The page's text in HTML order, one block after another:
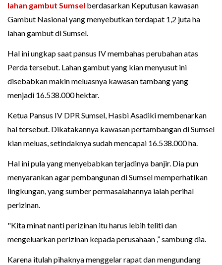
lahan gambut Sumsel berdasarkan Keputusan kawasan
Gambut Nasional yang menyebutkan terdapat 1,2 juta ha
lahan gambut di Sumsel.
Hal ini ungkap saat pansus IV membahas perubahan atas
Perda tersebut. Lahan gambut yang kian menyusut ini
disebabkan makin meluasnya kawasan tambang yang
menjadi 16.538.000 hektar.
Ketua Pansus IV DPR Sumsel, Hasbi Asadiki membenarkan
hal tersebut. Dikatakannya kawasan pertambangan di Sumsel
kian meluas, setindaknya sudah mencapai 16.538.000 ha.
Hal ini pula yang menyebabkan terjadinya banjir. Dia pun
menyarankan agar pembangunan di Sumsel memperhatikan
lingkungan, yang sumber permasalahannya ialah perihal
perizinan.
"Kita minat nanti perizinan itu harus lebih teliti dan
mengeluarkan perizinan kepada perusahaan ,” sambung dia.
Karena itulah pihaknya menggelar rapat dan mengundang